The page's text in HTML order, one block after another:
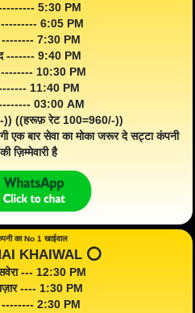
5:30 PM
--------- 6:05 PM
-------- 7:30 PM
------- 9:40 PM
-------- 10:30 PM
11:40 PM
03:00 AM
)) ((हरूफ़ रेट 100=960/-))
एक बार सेवा का मोका जरूर दे सट्टा कंपनी
ज़िम्मेवारी है
का No 1 खाईवाल
KHAIWAL ⭕️
सवेरा --- 12:30 PM
---- 1:30 PM
-------- 2:30 PM